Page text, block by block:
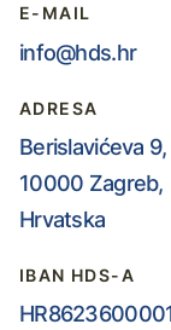
E-MAIL
info@hds.hr
ADRESA
Berislavićeva 9,
10000 Zagreb,
Hrvatska
IBAN HDS-A